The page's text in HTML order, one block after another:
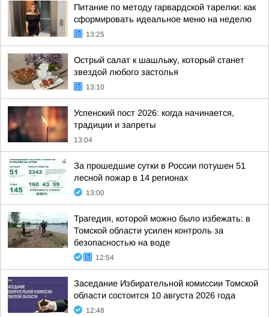
Питание по методу гарвардской тарелки: как
сформировать идеальное меню на неделю
13:25
Острый салат к шашлыку, который станет
звездой любого застолья
13:10
Успенский пост 2026: когда начинается,
традиции и запреты
13:04
За прошедшие сутки в России потушен 51
лесной пожар в 14 регионах
13:00
Трагедия, которой можно было избежать: в
Томской области усилен контроль за
безопасностью на воде
12:54
Заседание Избирательной комиссии Томской
области состоится 10 августа 2026 года
12:48